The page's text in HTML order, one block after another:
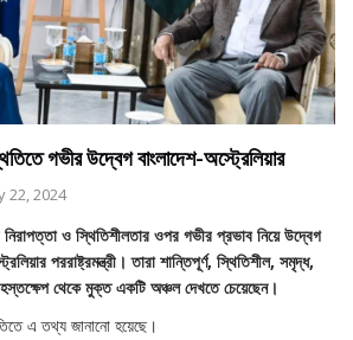
গভীর উদ্বেগ বাংলাদেশ-অস্ট্রেলিয়ার
22, 2024
নিরাপত্তা ও স্থিতিশীলতার ওপর গভীর প্রভাব নিয়ে উদ্বেগ
পররাষ্ট্রমন্ত্রী। তারা শান্তিপূর্ণ, স্থিতিশীল, সমৃদ্ধ,
থেকে মুক্ত একটি অঞ্চল দেখতে চেয়েছেন।
এ তথ্য জানানো হয়েছে।